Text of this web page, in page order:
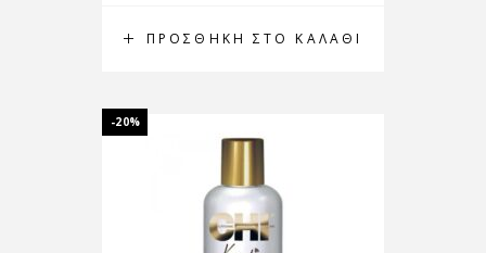
ΠΡΟΣΘΉΚΗ ΣΤΟ ΚΑΛΆΘΙ
-20%